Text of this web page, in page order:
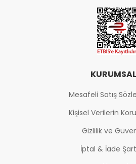
KURUMSAL
Mesafeli Satış
Kişisel Verilerin
Gizlilik ve
İptal & İade